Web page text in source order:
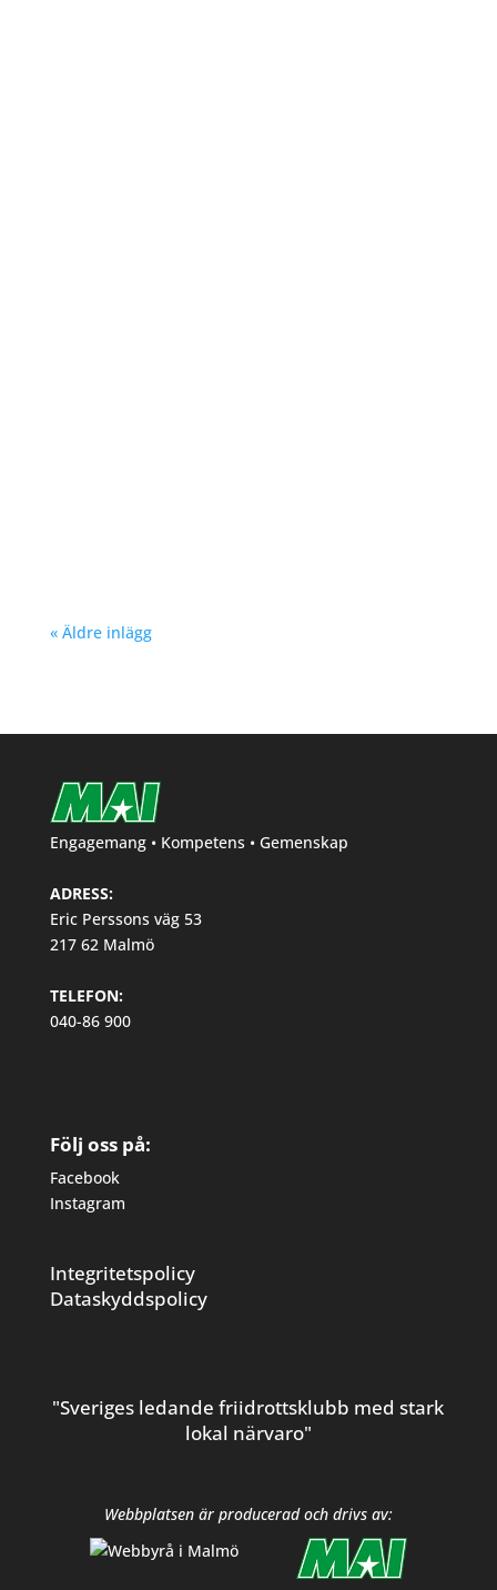
« Äldre inlägg
Engagemang • Kompetens • Gemenskap
ADRESS:
Eric Perssons väg 53
217 62 Malmö
TELEFON:
040-86 900
Följ oss på:
Facebook
Instagram
Integritetspolicy
Dataskyddspolicy
"Sveriges ledande friidrottsklubb med stark
lokal närvaro"
Webbplatsen är producerad och drivs av: